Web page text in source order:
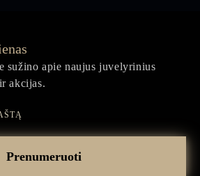
sužino apie naujus juvelyrinius
akcijas.
el.
Prenumeruoti